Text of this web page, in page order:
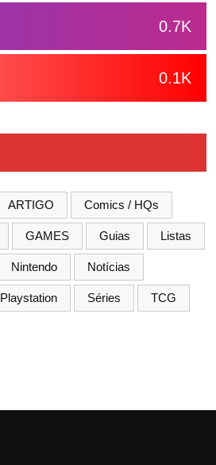
0.7K
0.1K
ARTIGO Comics / HQs
GAMES Guias Listas
Nintendo Notícias
Playstation Séries TCG